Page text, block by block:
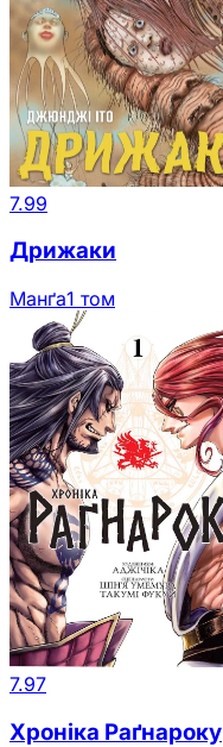
7.99
Дрижаки
Манґа1 том
7.97
Хроніка Раґнароку